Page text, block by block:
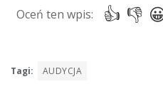
Tagi: AUDYCJA